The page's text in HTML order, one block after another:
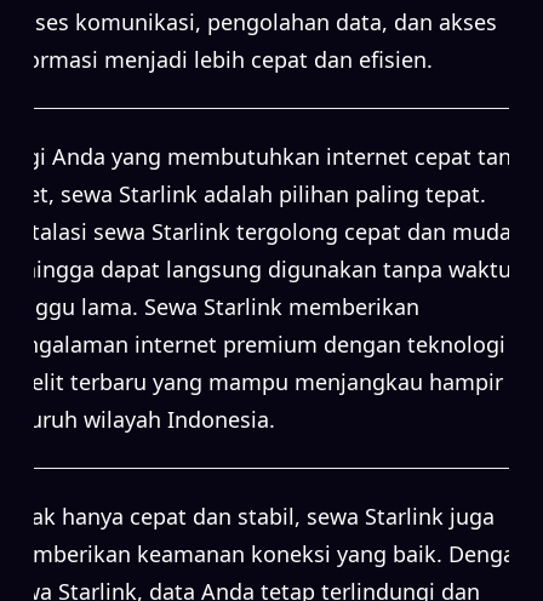
proses komunikasi, pengolahan data, dan akses
informasi menjadi lebih cepat dan efisien.
Bagi Anda yang membutuhkan internet cepat tanpa
ribet, sewa Starlink adalah pilihan paling tepat.
Instalasi sewa Starlink tergolong cepat dan mudah,
sehingga dapat langsung digunakan tanpa waktu
tunggu lama. Sewa Starlink memberikan
pengalaman internet premium dengan teknologi
satelit terbaru yang mampu menjangkau hampir
seluruh wilayah Indonesia.
Tidak hanya cepat dan stabil, sewa Starlink juga
memberikan keamanan koneksi yang baik. Dengan
sewa Starlink, data Anda tetap terlindungi dan